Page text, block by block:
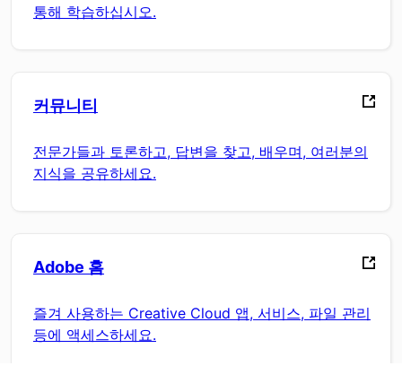
통해 학습하십시오.
커뮤니티
전문가들과 토론하고, 답변을 찾고, 배우며, 여러분의
지식을 공유하세요.
Adobe 홈
즐겨 사용하는 Creative Cloud 앱, 서비스, 파일 관리
등에 액세스하세요.